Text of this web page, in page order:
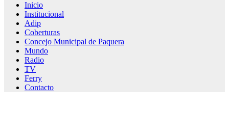
Inicio
Institucional
Adip
Coberturas
Concejo Municipal de Paquera
Mundo
Radio
TV
Ferry
Contacto